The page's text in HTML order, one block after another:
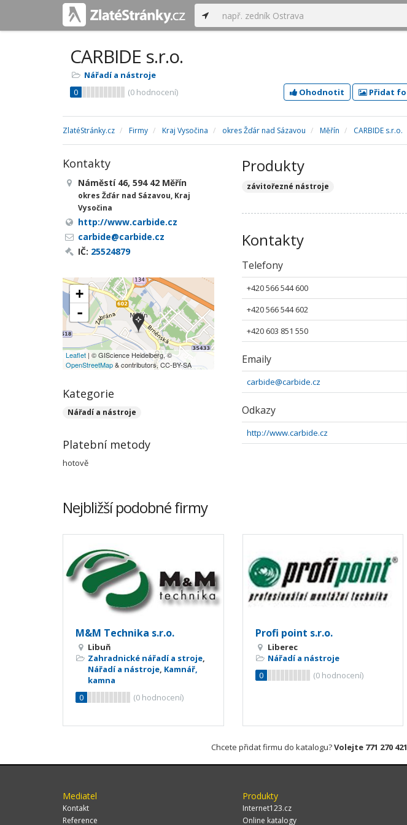
CARBIDE s.r.o.
Nářadí a nástroje
0
(0 hodnocení) Ohodnotit Přidat
ZlatéStránky.cz Firmy Kraj Vysočina okres Žďár nad Sázavou Měřín CARBIDE s.r.o.
Produkty
závitořezné nástroje
Kontakty
Telefony
+420 566 544 600
+420 566 544 602
+420 603 851 550
Emaily
carbide@carbide.cz
Odkazy
http://www.carbide.cz
Kontakty
Náměstí 46, 594 42 Měřín
okres Žďár nad Sázavou, Kraj
Vysočina
http://www.carbide.cz
carbide@carbide.cz
IČ: 25524879
+
-
Leaflet | © GIScience Heidelberg, ©
OpenStreetMap& contributors, CC-BY-SA
Kategorie
Nářadí a nástroje
Platební metody
hotově
Nejbližší podobné firmy
M&M Technika s.r.o.
Libuň
Zahradnické nářadí a stroje,
Nářadí a nástroje, Kamnář,
kamna
0
(0 hodnocení)
Profi point s.r.o.
Liberec
Nářadí a nástroje
0
(0hodnocení)
Chcete přidat firmu do katalogu?Volejte 771 270 421
Mediatel
Kontakt
Reference
Produkty
Internet123.cz
Online katalogy